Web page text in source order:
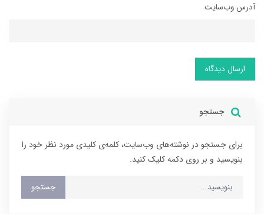
آدرس وب‌سایت
ارسال دیدگاه
جستجو
برای جستجو در نوشته‌های وب‌سایت، کلمه‌ی کلیدی مورد نظر خود را
بنویسید و بر روی دکمه کلیک کنید.
جستجو